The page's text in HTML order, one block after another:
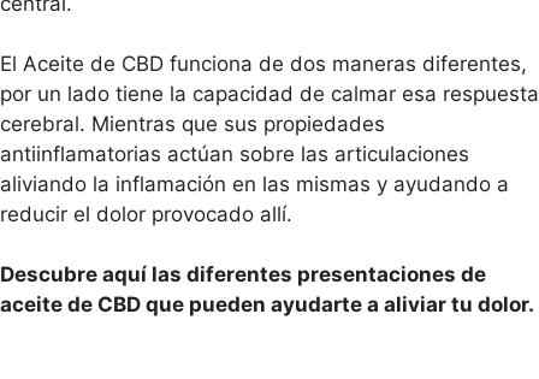
El Aceite de CBD funciona de dos maneras diferentes,
por un lado tiene la capacidad de calmar esa respuesta
cerebral. Mientras que sus propiedades
antiinflamatorias actúan sobre las articulaciones
aliviando la inflamación en las mismas y ayudando a
reducir el dolor provocado allí.
Descubre aquí las diferentes presentaciones de
aceite de CBD que pueden ayudarte a aliviar tu dolor.